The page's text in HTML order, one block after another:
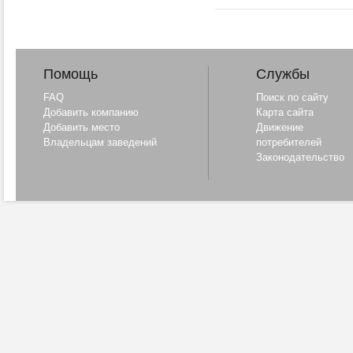
Помощь
FAQ
Добавить компанию
Добавить место
Владельцам заведений
Службы
Поиск по сайту
Карта сайта
Движение
потребителей
Законодательство